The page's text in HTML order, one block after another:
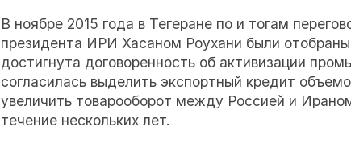
В ноябре 2015 года в Тегеране по и тогам
президента ИРИ Хасаном Роухани были
достигнута договоренность об активизации
согласилась выделить экспортный кредит
увеличить товарооборот между Россией и
течение нескольких лет.